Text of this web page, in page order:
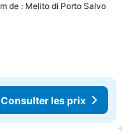
de : Melito di Porto Salvo
Consulter les prix